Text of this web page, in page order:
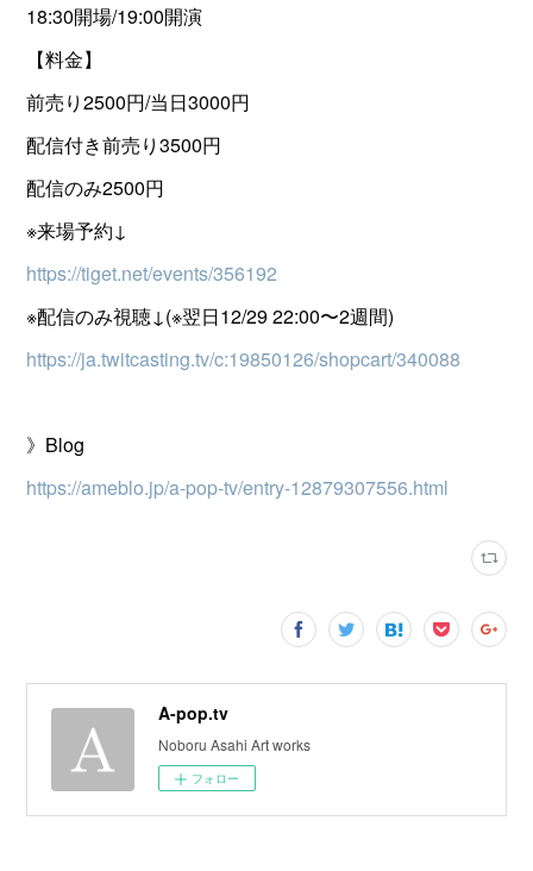
18:30開場/19:00開演
【料金】
前売り2500円/当日3000円
配信付き前売り3500円
配信のみ2500円
※来場予約↓
https://tiget.net/events/356192
※配信のみ視聴↓(※翌日12/29 22:00〜2週間)
https://ja.twitcasting.tv/c:19850126/shopcart/340088
》Blog
https://ameblo.jp/a-pop-tv/entry-12879307556.html
A-pop.tv
Noboru Asahi Art works
フォロー